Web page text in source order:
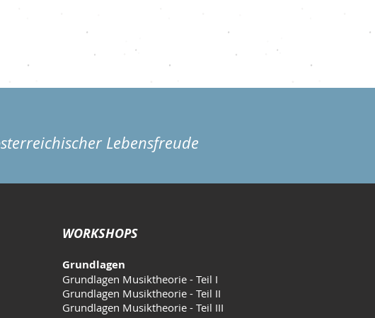
Lebensfreude
WORKSHOPS
Grundlagen
Grundlagen Musiktheorie - Teil I
Grundlagen Musiktheorie - Teil II
Grundlagen Musiktheorie - Teil III